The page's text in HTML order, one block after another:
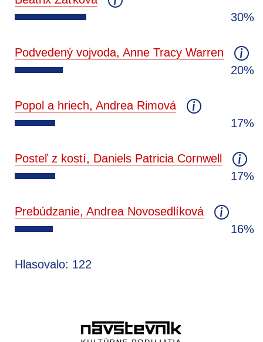
30%
Podvedený vojvoda, Anne Tracy Warren
20%
Popol a hriech, Andrea Rimová
17%
Posteľ z kostí, Daniels Patricia Cornwell
17%
Prebúdzanie, Andrea Novosedlíková
16%
Hlasovalo: 122